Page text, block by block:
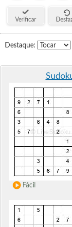
Verificar
Destaque:
Fácil